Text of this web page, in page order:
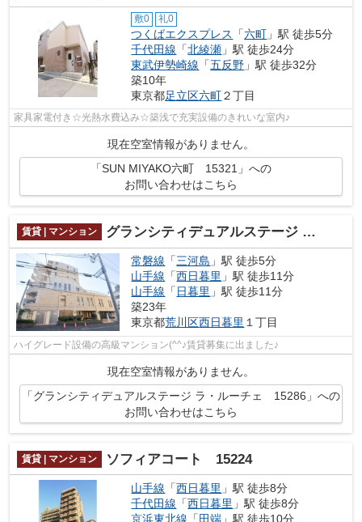
敷0 礼0
つくばエクスプレス 「六町 」駅 徒歩5分
千代田線 「北綾瀬 」駅 徒歩24分
東武伊勢崎線 「五反野 」駅 徒歩32分
築10年
東京都足立区六町２丁目
家具家電付き☆光熱水費込み☆築浅で充実設備のきれいな室内♪
現在空室情報がありません。
「SUN MIYAKO六町 15321」への
お問い合わせはこちら
賃貸 | マンション グランシティデュアルステージ ラ・ルーチェ 15286
常磐線 「三河島 」駅 徒歩5分
山手線 「西日暮里 」駅 徒歩11分
山手線 「 日暮里 」駅 徒歩11分
築23年
東京都荒川区西日暮里 １丁目
ハイグレード設備の高級マンション(^^♪賃貸募集に出ました♪
現在空室情報がありません。
「グランシティデュアルステージ ラ・ルーチェ 15286」への
お問い合わせはこちら
賃貸 | マンション ソフィアコート 15224
山手線 「西日暮里 」駅 徒歩8分
千代田線 「西日暮里 」駅 徒歩8分
京浜東北線 「 田端 」駅 徒歩10分